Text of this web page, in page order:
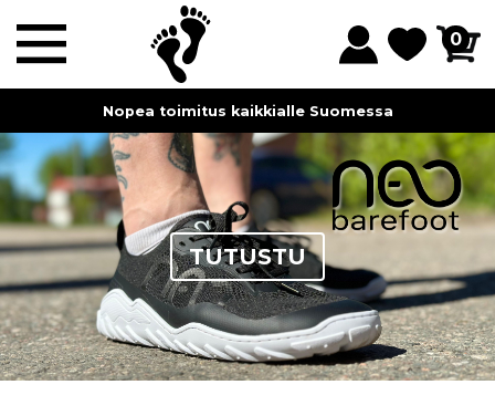
0
Nopea toimitus kaikkialle Suomessa
TUTUSTU